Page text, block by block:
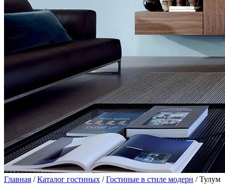
Главная /Каталог гостиных /Гостиные в стиле модерн / Тулум